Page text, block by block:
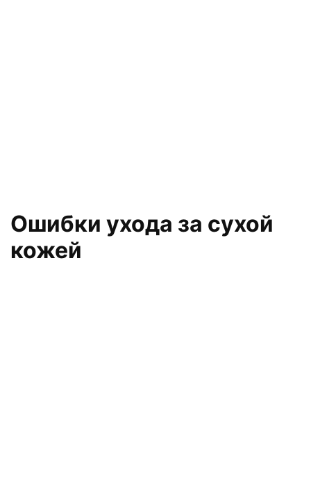
Ошибки ухода за сухой
кожей